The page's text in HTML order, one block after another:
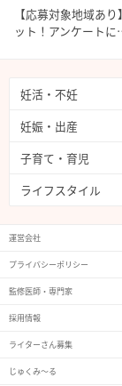
【応募対象地域あ
ット！アンケート
妊活・不妊
妊娠・出産
子育て・育児
ライフスタイル
運営会社
プライバシーポリシー
監修医師・専門家
採用情報
ライターさん募集
じゅくみ〜る